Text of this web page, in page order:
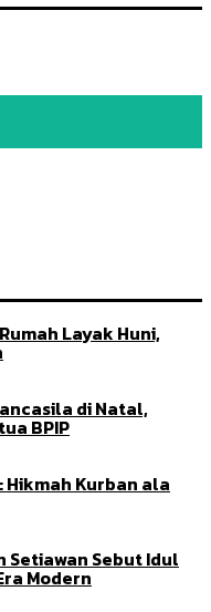
Layak Huni,
di Natal,
BPIP
Kurban ala
Setiawan Sebut Idul
Modern